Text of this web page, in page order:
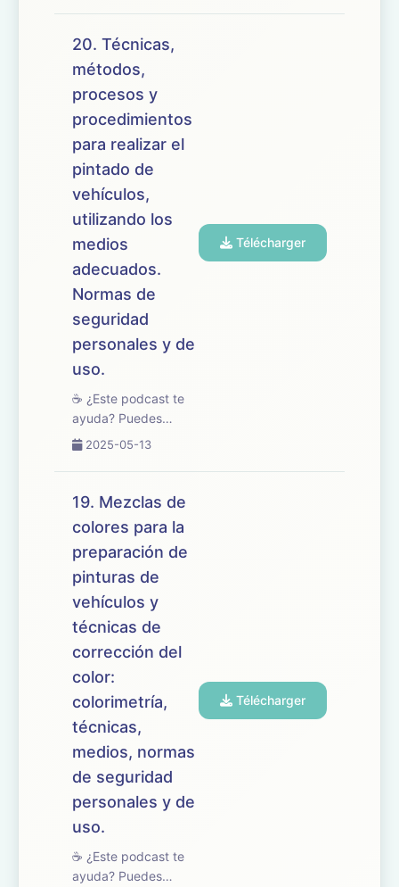
🎧 En este episodio
revisamos el tema 21
oposiciones de
Mantenimiento de
Vehículos, centrado
en los defectos ...
20. Técnicas,
métodos,
procesos y
procedimientos
para realizar el
pintado de
vehículos,
utilizando los
medios
adecuados.
Normas de
seguridad
personales y de
uso.
☕ ¿Este podcast te
ayuda? Puedes
apoyarlo en
🎧 En este episodio
repasamos el tema
oposiciones de
Mantenimiento de
Vehículos, centrado
en las técnicas,...
2025-05-13
Télécharger
19. Mezclas de
colores para la
preparación de
pinturas de
vehículos y
técnicas de
corrección del
color:
colorimetría,
técnicas,
medios, normas
de seguridad
personales y de
uso.
☕ ¿Este podcast te
ayuda? Puedes
Télécharger